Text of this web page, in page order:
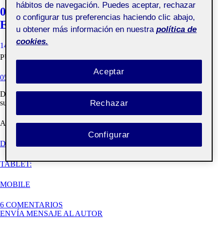
05 ENTREGA FINAL Y CASO DE
ESTUDIO
14 JUNIO, 2021
PÚBLICA
05 ENTREGA FINAL Y CASO DE ESTUDIO
Dado que cuando subi imágenes a la entrada se reduce drásticamente
su calidad, he tenido que subir la entrada en formato
A continuación encontraréis los prototipos:
DESKTOP:
TABLET:
MOBILE
6 COMENTARIOS
05
ENVÍA MENSAJE AL AUTOR
hábitos de navegación. Puedes aceptar, rechazar
o configurar tus preferencias haciendo clic abajo,
u obtener más información en nuestra política de
cookies.
Rechazar
Aceptar
Configurar